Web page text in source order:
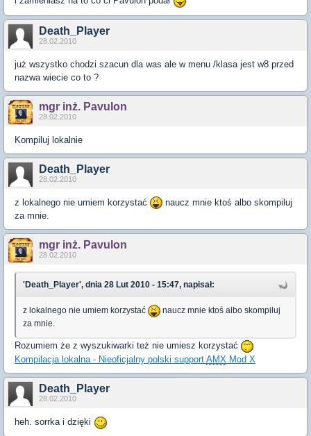
Death_Player
28.02.2010
już wszystko chodzi szacun dla was ale w menu /klasa jest w8 przed
nazwa wiecie co to ?
mgr inż. Pavulon
28.02.2010
Kompiluj lokalnie
Death_Player
28.02.2010
z lokalnego nie umiem korzystać
naucz mnie ktoś albo skompiluj
za mnie.
mgr inż. Pavulon
28.02.2010
'Death_Player', dnia 28 Lut 2010 - 15:47, napisał:
z lokalnego nie umiem korzystać
naucz mnie ktoś albo skompiluj
za mnie.
Rozumiem że z wyszukiwarki też nie umiesz korzystać
Kompilacja lokalna - Nieoficjalny polski support AMX Mod X
Death_Player
28.02.2010
heh. sorrka i dzięki